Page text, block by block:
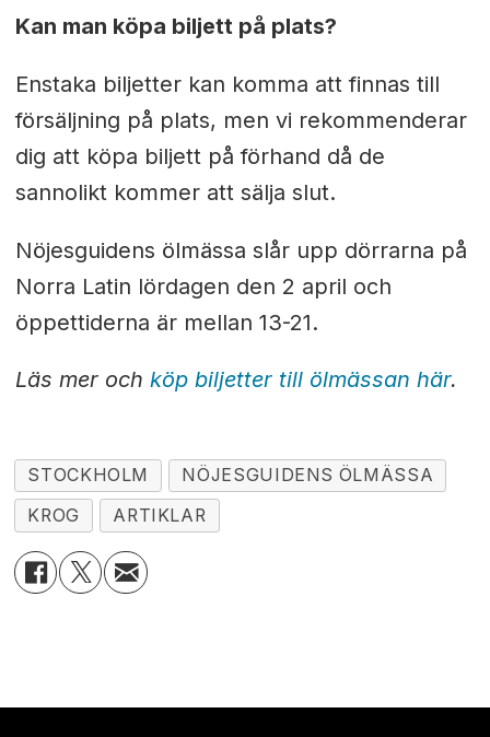
Kan man köpa biljett på plats?
Enstaka biljetter kan komma att finnas till
försäljning på plats, men vi rekommenderar
dig att köpa biljett på förhand då de
sannolikt kommer att sälja slut.
Nöjesguidens ölmässa slår upp dörrarna på
Norra Latin lördagen den 2 april och
öppettiderna är mellan 13-21.
Läs mer och köp biljetter till ölmässan här.
STOCKHOLM
NÖJESGUIDENS ÖLMÄSSA
KROG
ARTIKLAR